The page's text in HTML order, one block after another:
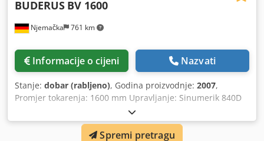
Njemačka 761 km
BUDERUS BV 1600
Informacije o cijeni Nazvati
Stanje: dobar (rabljeno), Godina proizvodnje: 2007,
Promjer tokarenja: 1600 mm Upravljanje: Sinumerik 840D
Promjer obratka: 1400 mm Dkjdpfx Aijwzmqrs Nor Promjer
bušenja: 100–500 mm Težina stroja: cca 35 t Potreban
prostor: cca 5,60x3,20x4,00 mSpremi pretragu